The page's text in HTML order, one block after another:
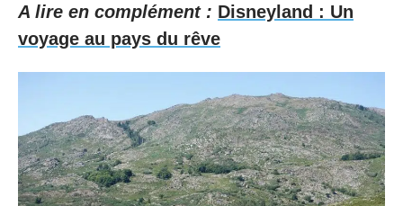
A lire en complément : Disneyland : Un
voyage au pays du rêve